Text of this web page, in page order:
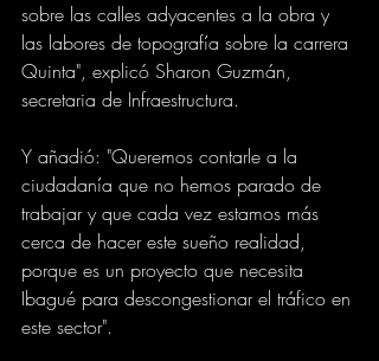
sobre las calles adyacentes a la obra y
las labores de topografía sobre la carrera
Quinta", explicó Sharon Guzmán,
secretaria de Infraestructura.
Y añadió: "Queremos contarle a la
ciudadanía que no hemos parado de
trabajar y que cada vez estamos más
cerca de hacer este sueño realidad,
porque es un proyecto que necesita
Ibagué para descongestionar el tráfico en
este sector".